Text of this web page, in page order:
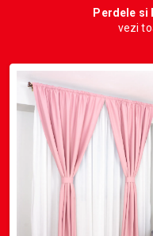
Perdele si
vezi